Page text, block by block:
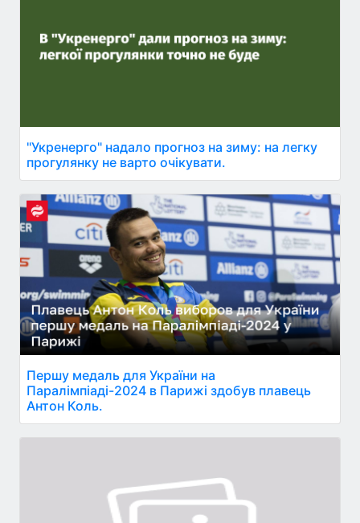
"Укренерго" надало прогноз на зиму: на легку
прогулянку не варто очікувати.
Першу медаль для України на
Паралімпіаді-2024 в Парижі здобув плавець
Антон Коль.